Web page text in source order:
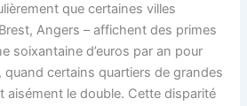
que certaines villes
Angers – affichent des primes
soixantaine d’euros par an pour
certains quartiers de grandes
aisément le double. Cette disparité